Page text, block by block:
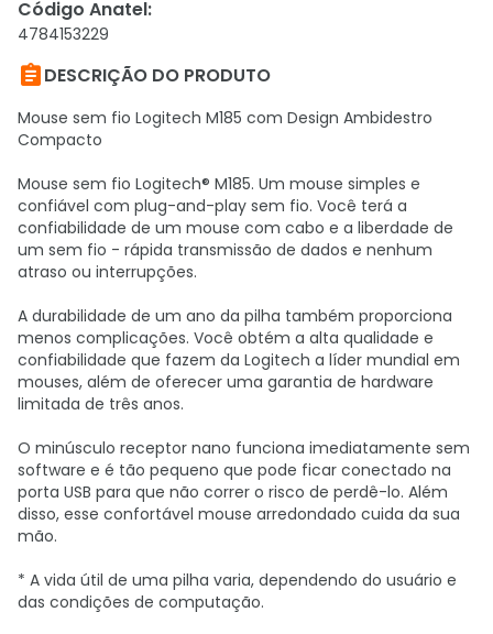
Código Anatel:
4784153229
DESCRIÇÃO DO PRODUTO
Mouse sem fio Logitech M185 com Design Ambidestro
Compacto
Mouse sem fio Logitech® M185. Um mouse simples e
confiável com plug-and-play sem fio. Você terá a
confiabilidade de um mouse com cabo e a liberdade de
um sem fio - rápida transmissão de dados e nenhum
atraso ou interrupções.
A durabilidade de um ano da pilha também proporciona
menos complicações. Você obtém a alta qualidade e
confiabilidade que fazem da Logitech a líder mundial em
mouses, além de oferecer uma garantia de hardware
limitada de três anos.
O minúsculo receptor nano funciona imediatamente sem
software e é tão pequeno que pode ficar conectado na
porta USB para que não correr o risco de perdê-lo. Além
disso, esse confortável mouse arredondado cuida da sua
mão.
* A vida útil de uma pilha varia, dependendo do usuário e
das condições de computação.